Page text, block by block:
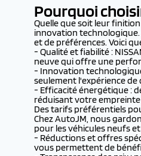
Pourquoi
Quelle que soit leur
innovation
et de préférences. Voici
- Qualité et fiabilité :
neuve qui offre une
- Innovation
seulement l'expérience de
- Efficacité énergétique :
réduisant votre
Des tarifs préférentiels
Chez AutoJM, nous
pour les véhicules neufs
- Réductions et offres
vous permettent de